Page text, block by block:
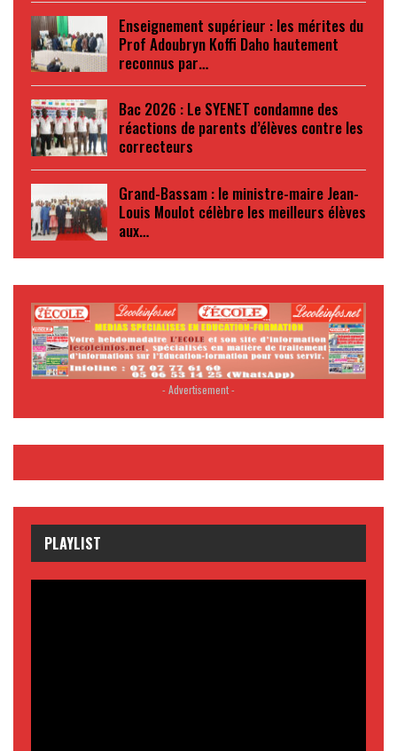
Enseignement supérieur : les mérites du
Prof Adoubryn Koffi Daho hautement
reconnus par…
Bac 2026 : Le SYENET condamne des
réactions de parents d’élèves contre les
correcteurs
Grand-Bassam : le ministre-maire Jean-
Louis Moulot célèbre les meilleurs élèves
aux…
- Advertisement -
PLAYLIST